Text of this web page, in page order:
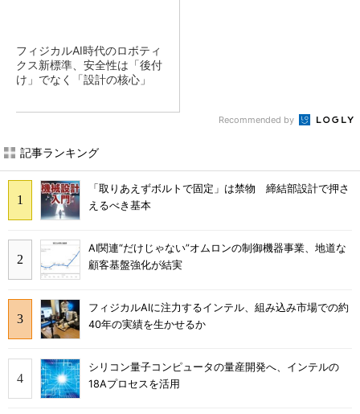
フィジカルAI時代のロボティ
クス新標準、安全性は「後付
け」でなく「設計の核心」
Recommended by
記事ランキング
「取りあえずボルトで固定」は禁物 締結部設計で押さ
えるべき基本
AI関連“だけじゃない”オムロンの制御機器事業、地道な
顧客基盤強化が結実
フィジカルAIに注力するインテル、組み込み市場での約
40年の実績を生かせるか
シリコン量子コンピュータの量産開発へ、インテルの
18Aプロセスを活用